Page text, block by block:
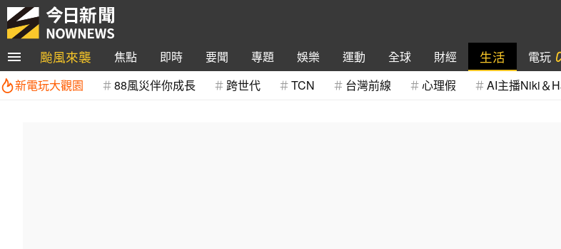
颱風來襲 焦點 即時 要聞 專題 娛樂 運動 全球 財經 生活 電玩
新電玩大觀園
88風災伴你成長 跨世代 TCN 台灣前線 心理假 AI主播Niki＆